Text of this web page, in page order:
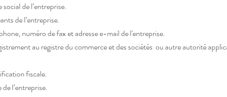
social de l’entreprise.
de l’entreprise.
numéro de fax et adresse e-mail de l'entreprise.
au registre du commerce et des sociétés ou autre autorité
fiscale.
l’entreprise.